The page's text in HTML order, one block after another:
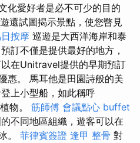
化愛好者是必不可少的目的
還試圖揭示景點，使您瞥見
按摩 巡遊是大西洋海岸和泰
訂不僅是提供最好的地方，
在Unitravel提供的早期預訂
惠。 馬耳他是田園詩般的美
上小型船，如此稱呼
物。 筋師傅 會議點心 buffet
不同地區組織，遊客可以在
。 菲律賓簽證 逢甲 整骨 對